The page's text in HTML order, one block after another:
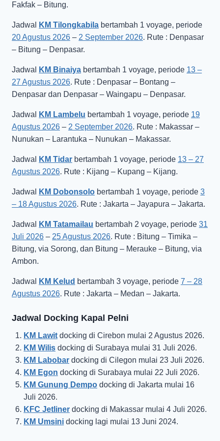
Fakfak – Bitung.
Jadwal KM Tilongkabila bertambah 1 voyage, periode
20 Agustus 2026 – 2 September 2026. Rute : Denpasar
– Bitung – Denpasar.
Jadwal KM Binaiya bertambah 1 voyage, periode 13 –
27 Agustus 2026. Rute : Denpasar – Bontang –
Denpasar dan Denpasar – Waingapu – Denpasar.
Jadwal KM Lambelu bertambah 1 voyage, periode 19
Agustus 2026 – 2 September 2026. Rute : Makassar –
Nunukan – Larantuka – Nunukan – Makassar.
Jadwal KM Tidar bertambah 1 voyage, periode 13 – 27
Agustus 2026. Rute : Kijang – Kupang – Kijang.
Jadwal KM Dobonsolo bertambah 1 voyage, periode 3
– 18 Agustus 2026. Rute : Jakarta – Jayapura – Jakarta.
Jadwal KM Tatamailau bertambah 2 voyage, periode 31
Juli 2026 – 25 Agustus 2026. Rute : Bitung – Timika –
Bitung, via Sorong, dan Bitung – Merauke – Bitung, via
Ambon.
Jadwal KM Kelud bertambah 3 voyage, periode 7 – 28
Agustus 2026. Rute : Jakarta – Medan – Jakarta.
Jadwal Docking Kapal Pelni
KM Lawit docking di Cirebon mulai 2 Agustus 2026.
KM Wilis docking di Surabaya mulai 31 Juli 2026.
KM Labobar docking di Cilegon mulai 23 Juli 2026.
KM Egon docking di Surabaya mulai 22 Juli 2026.
KM Gunung Dempo docking di Jakarta mulai 16
Juli 2026.
KFC Jetliner docking di Makassar mulai 4 Juli 2026.
KM Umsini docking lagi mulai 13 Juni 2024.